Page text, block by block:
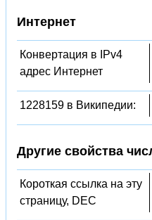
Интернет
Конвертация в IPv4
адрес Интернет
1228159 в Википедии:
Другие свойства
Короткая ссылка на эту
страницу, DEC